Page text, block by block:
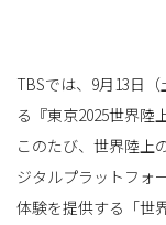
TBSでは、9月13日
る『東京2025世界陸
このたび、世界陸上
ジタルプラットフォ
体験を提供する「世